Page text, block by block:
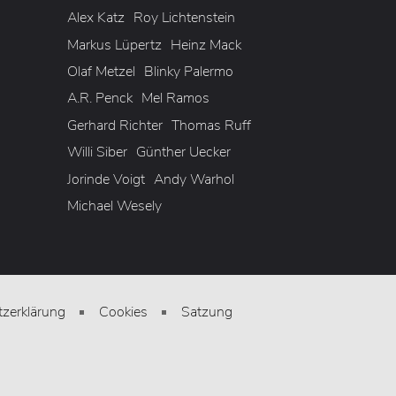
Alex Katz Roy Lichtenstein
Markus Lüpertz Heinz Mack
Olaf Metzel Blinky Palermo
A.R. Penck Mel Ramos
Gerhard Richter Thomas Ruff
Willi Siber Günther Uecker
Jorinde Voigt Andy Warhol
Michael Wesely
Cookies
Satzung